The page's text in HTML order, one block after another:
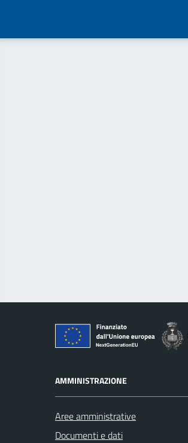
AMMINISTRAZIONE
Aree amministrative
Documenti e dati